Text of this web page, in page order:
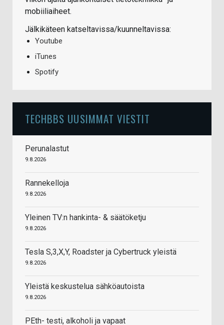
mobiiliaiheet.
Jälkikäteen katseltavissa/kuunneltavissa:
Youtube
iTunes
Spotify
TECHBBS UUSIMMAT VIESTIT
Perunalastut
9.8.2026
Rannekelloja
9.8.2026
Yleinen TV:n hankinta- & säätöketju
9.8.2026
Tesla S,3,X,Y, Roadster ja Cybertruck yleistä
9.8.2026
Yleistä keskustelua sähköautoista
9.8.2026
PEth- testi, alkoholi ja vapaat